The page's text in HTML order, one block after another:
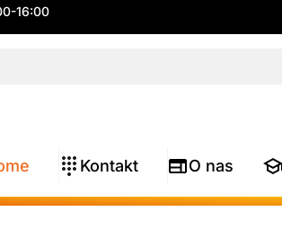
16:00
Kontakt O nas